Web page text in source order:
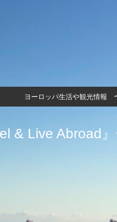
ヨーロッパ生活や観光情報
& Live Abroad